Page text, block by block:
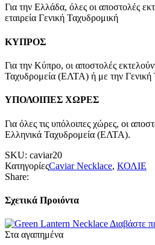
Για την Ελλάδα, όλες οι αποστολές
εταιρεία Γενική Ταχυδρομική
ΚΥΠΡΟΣ
Για την Κύπρο, οι αποστολές
Ταχυδρομεία (ΕΛΤΑ) ή με την Γενική
ΥΠΟΛΟΙΠΕΣ ΧΩΡΕΣ
Για όλες τις υπόλοιπες χώρες, οι
Ελληνικά Ταχυδρομεία (ΕΛΤΑ).
SKU: caviar20
ΚατηγορίεςCaviar Necklace, ΚΟΛΙΕ
Share:
Σχετικά Προιόντα
Διαβάστε
Στα αγαπημένα